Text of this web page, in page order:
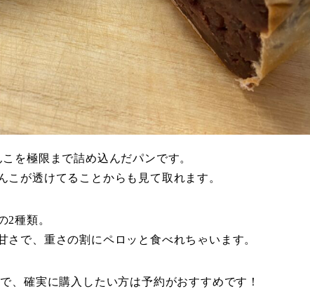
を極限まで詰め込んだパンです。
こが透けてることからも見て取れます。
2種類。
さで、重さの割にペロッと食べれちゃいます。
、確実に購入したい方は予約がおすすめです！